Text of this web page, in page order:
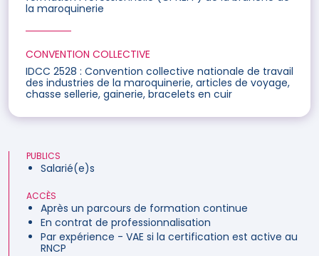
la maroquinerie
CONVENTION COLLECTIVE
IDCC 2528 : Convention collective nationale de travail
des industries de la maroquinerie, articles de voyage,
chasse sellerie, gainerie, bracelets en cuir
PUBLICS
Salarié(e)s
ACCÈS
Après un parcours de formation continue
En contrat de professionnalisation
Par expérience - VAE si la certification est active au
RNCP